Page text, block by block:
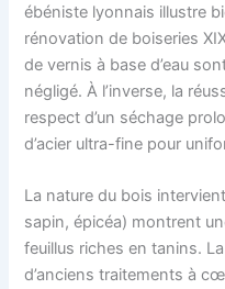
ébéniste lyonnais illustre
rénovation de boiseries
de vernis à base d’eau
négligé. À l’inverse, la
respect d’un séchage
d’acier ultra-fine pour
La nature du bois
sapin, épicéa) montrent
feuillus riches en tanins.
d’anciens traitements à